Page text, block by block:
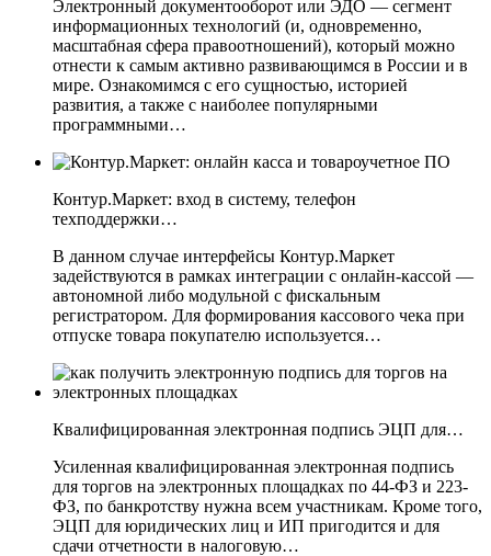
Электронный документооборот или ЭДО — сегмент
информационных технологий (и, одновременно,
масштабная сфера правоотношений), который можно
отнести к самым активно развивающимся в России и в
мире. Ознакомимся с его сущностью, историей
развития, а также с наиболее популярными
программными…
Контур.Маркет: вход в систему, телефон
техподдержки…
В данном случае интерфейсы Контур.Маркет
задействуются в рамках интеграции с онлайн-кассой —
автономной либо модульной с фискальным
регистратором. Для формирования кассового чека при
отпуске товара покупателю используется…
Квалифицированная электронная подпись ЭЦП для…
Усиленная квалифицированная электронная подпись
для торгов на электронных площадках по 44-ФЗ и 223-
ФЗ, по банкротству нужна всем участникам. Кроме того,
ЭЦП для юридических лиц и ИП пригодится и для
сдачи отчетности в налоговую…